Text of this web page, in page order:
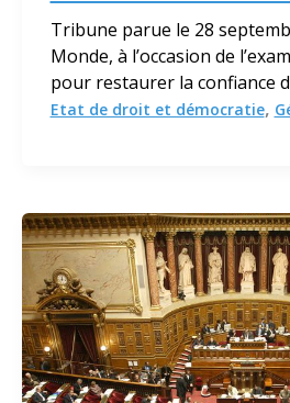
Tribune parue le 28
Monde, à l’occasion de
pour restaurer la confiance
Etat de droit et démocratie,